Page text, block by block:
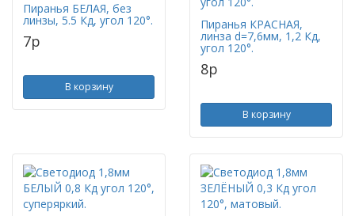
Пиранья БЕЛАЯ, без
линзы, 5.5 Кд, угол 120°.
7p
В корзину
Пиранья КРАСНАЯ,
линза d=7,6мм, 1,2 Кд,
угол 120°.
8p
В корзину